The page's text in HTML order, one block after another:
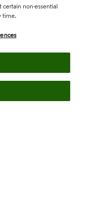
certain non-essential
time.